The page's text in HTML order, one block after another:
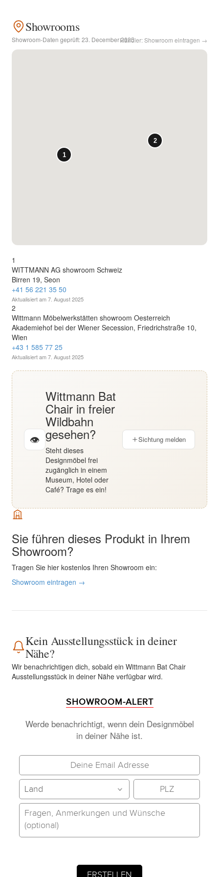
Facebook
Showrooms
Showroom-Daten geprüft:23. December 2025Händler: Showroom eintragen →
1
WITTMANN AG showroom Schweiz
Birren 19, Seon
+41 56 221 35 50
Aktualisiert am7. August 2025
2
Wittmann Möbelwerkstätten showroom Oesterreich
Akademiehof bei der Wiener Secession, Friedrichstraße 10,
Wien
+43 1 585 77 25
Aktualisiert am7. August 2025
👁
Wittmann Bat
Chair in freier
Wildbahn
gesehen?
Steht dieses
Designmöbel frei
zugänglich in einem
Museum, Hotel oder
Café? Trage es ein!
Sichtung melden
Sie führen dieses Produkt in Ihrem
Showroom?
Tragen Sie hier kostenlos Ihren Showroom ein:
Showroom eintragen →
Kein Ausstellungsstück in deiner
Nähe?
Wir benachrichtigen dich, sobald ein Wittmann Bat Chair
Ausstellungsstück in deiner Nähe verfügbar wird.
SHOWROOM-ALERT
Werde benachrichtigt, wenn dein Designmöbel
in deiner Nähe ist.